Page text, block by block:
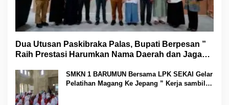
Dua Utusan Paskibraka Palas, Bupati Berpesan ”
Raih Prestasi Harumkan Nama Daerah dan Jaga
SMKN 1 BARUMUN Bersama LPK SEKAI Gelar
Pelatihan Magang Ke Jepang ” Kerja sambil